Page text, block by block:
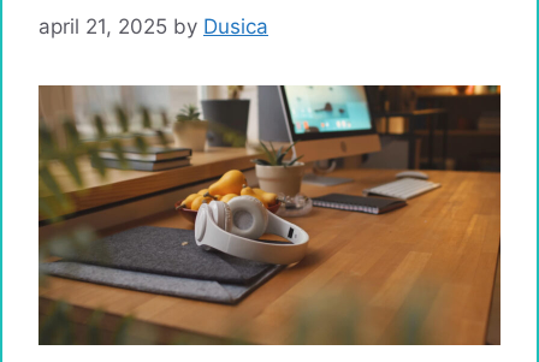
april 21, 2025 by Dusica